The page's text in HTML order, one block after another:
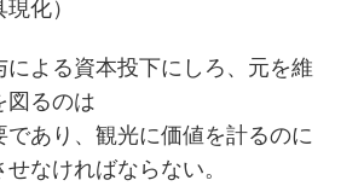
化）
による資本投下にしろ、元を維
図るのは
であり、観光に価値を計るのに
なければならない。